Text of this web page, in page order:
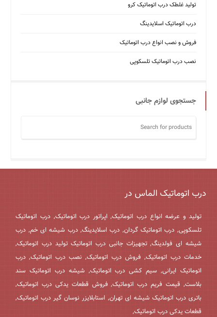
تولید غلطک درب اتوماتیک کرو
درب اتوماتیک اسلایدینگ
فروش و نصب انواع درب اتوماتیک
نصب درب اتوماتیک تلسکوپی
جستجوی لوازم جانبی
درب اتوماتیک الماس در
تولید و عرضه انواع درب اتوماتیک, اپراتور درب اتوماتیک, درب اتوماتیک
تلسکوپی, درب اتوماتیک گردان, درب اسلایدینگ, درب شیشه ای خم, درب
شیشه ای فولدینگ, تجهیزات جانبی درب اتوماتیک تولید درب اتوماتیک,
خدمات درب اتوماتیک, فروش درب اتوماتیک, نصب درب اتوماتیک, درب
اتوماتیک ایرانی, سیم کشی درب اتوماتیک, شیشه درب اتوماتیک سند
بلاست, قیمت فریم درب اتوماتیک, فروش قطعات یدکی درب اتوماتیک,
باتری درب اتوماتیک شیشه ای تهران, استابلایزر نوسان گیر درب اتوماتیک,
قطعات یدکی درب اتوماتیک,